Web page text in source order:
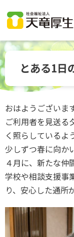
グ
ロ
ー
バ
ナ
ビ
ゲ
ー
シ
ョ
ン
本
文
へ
ロ
ー
カ
ル
ビ
ゲ
ー
シ
ョ
ン
へ
フ
ッ
タ
ー
とある1日
おはようございます
ご利用者を見送る
く照らしているよ
少しずつ春に向か
４月に、新たな仲
学校や相談支援事
り、安心した通所